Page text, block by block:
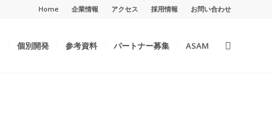
Home 企業情報 アクセス 採用情報 お問い合わせ
個別開発 参考資料 パートナー募集 ASAM